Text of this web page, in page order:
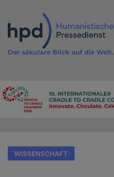
Inhalt
Der säkulare Blick auf die Welt.
Advertising
WISSENSCHAFT